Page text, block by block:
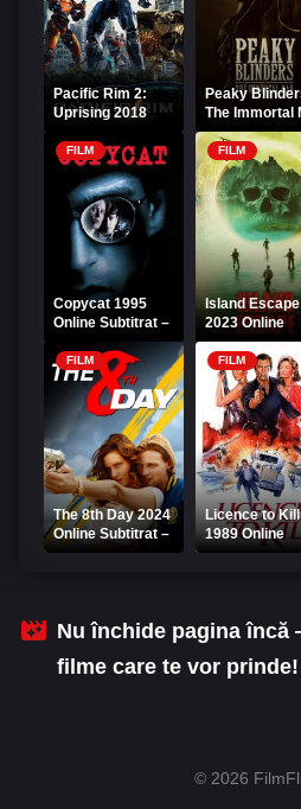
Pacific Rim 2:
Uprising 2018
Peaky
The Immortal
2026 Online
Subtitrat
FILM
Copycat 1995
Online Subtitrat –
Crime la indigo
FILM
Island Escape
2023 Online
Subtitrat –
Evadare pe
FILM
The 8th Day 2024
Online Subtitrat –
Ziua a 8-a
FILM
Licence to Kill
1989 Online
Subtitrat
Nu închide pagina încă
filme care te vor prinde!
© 2026